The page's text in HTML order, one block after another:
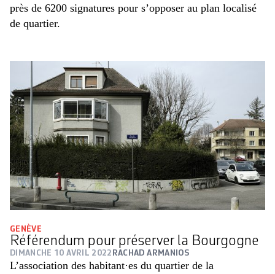
près de 6200 signatures pour s’opposer au plan localisé
de quartier.
GENÈVE
Référendum pour préserver la Bourgogne
DIMANCHE 10 AVRIL 2022 RACHAD ARMANIOS
L’association des habitant·es du quartier de la